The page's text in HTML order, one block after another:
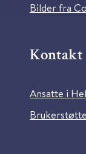
Bilder fra
Kontakt
Ansatte i